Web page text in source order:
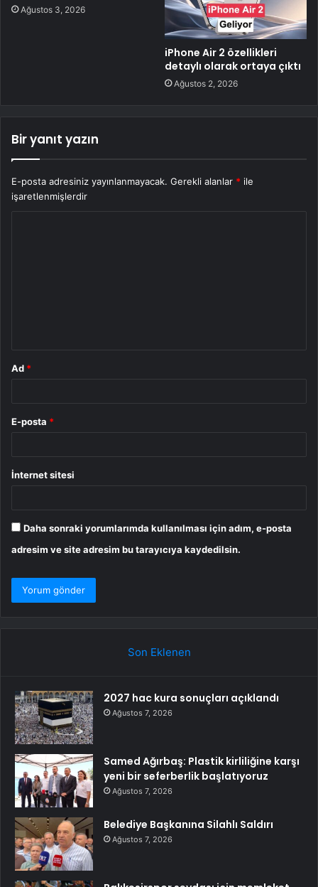
Ağustos 3, 2026
iPhone Air 2 özellikleri
detaylı olarak ortaya çıktı
Ağustos 2, 2026
Bir yanıt yazın
E-posta adresiniz yayınlanmayacak. Gerekli alanlar * ile
işaretlenmişlerdir
Ad *
E-posta *
İnternet sitesi
Daha sonraki yorumlarımda kullanılması için adım, e-posta
adresim ve site adresim bu tarayıcıya kaydedilsin.
Son Eklenen
2027 hac kura sonuçları açıklandı
Ağustos 7, 2026
Samed Ağırbaş: Plastik kirliliğine karşı
yeni bir seferberlik başlatıyoruz
Ağustos 7, 2026
Belediye Başkanına Silahlı Saldırı
Ağustos 7, 2026